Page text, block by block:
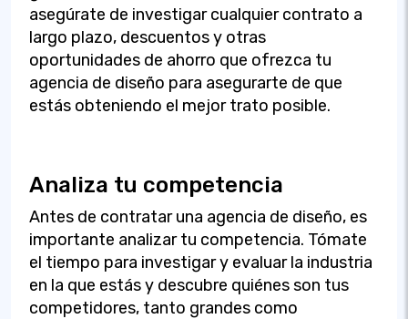
asegúrate de investigar cualquier contrato a
largo plazo, descuentos y otras
oportunidades de ahorro que ofrezca tu
agencia de diseño para asegurarte de que
estás obteniendo el mejor trato posible.
Analiza tu competencia
Antes de contratar una agencia de diseño, es
importante analizar tu competencia. Tómate
el tiempo para investigar y evaluar la industria
en la que estás y descubre quiénes son tus
competidores, tanto grandes como